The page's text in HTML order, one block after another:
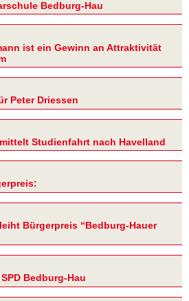
Bedburg-Hau
ist ein Gewinn an Attraktivität
Peter Driessen
Studienfahrt nach Havelland
Bürgerpreis “Bedburg-Hauer
Bedburg-Hau